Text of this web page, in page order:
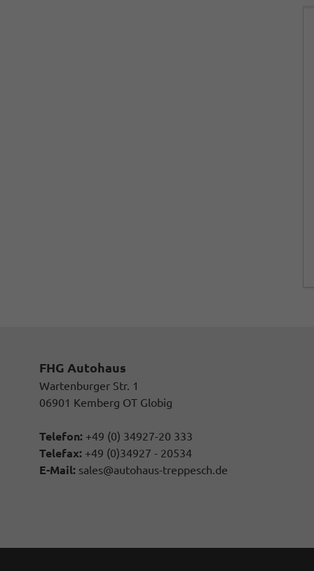
FHG Autohaus
Wartenburger Str. 1
06901 Kemberg OT Globig
Telefon: +49 (0) 34927-20 333
Telefax: +49 (0)34927 - 20534
E-Mail: sales@autohaus-treppesch.de